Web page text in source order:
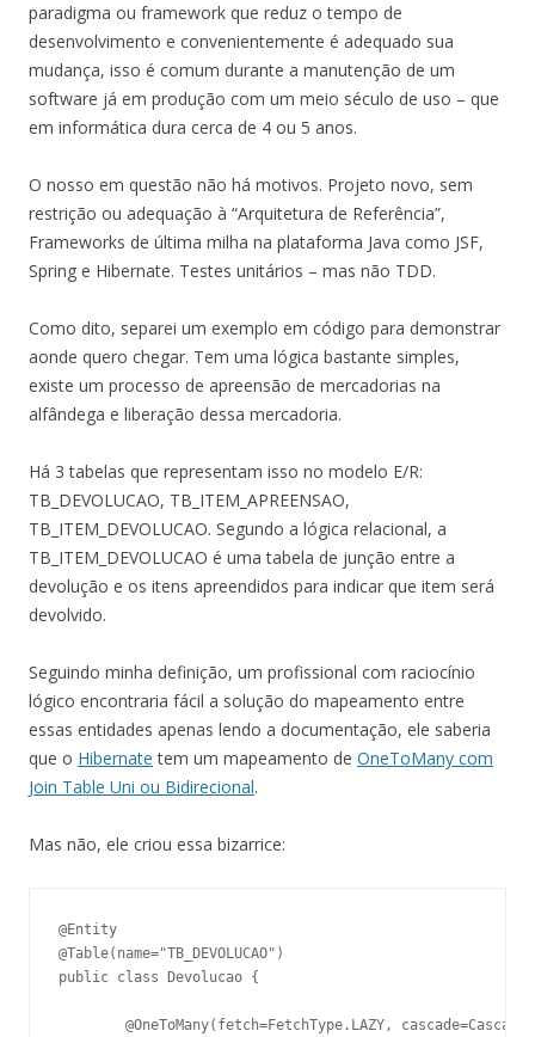
paradigma ou framework que reduz o tempo de
desenvolvimento e convenientemente é adequado sua
mudança, isso é comum durante a manutenção de um
software já em produção com um meio século de uso – que
em informática dura cerca de 4 ou 5 anos.
O nosso em questão não há motivos. Projeto novo, sem
restrição ou adequação à “Arquitetura de Referência”,
Frameworks de última milha na plataforma Java como JSF,
Spring e Hibernate. Testes unitários – mas não TDD.
Como dito, separei um exemplo em código para demonstrar
aonde quero chegar. Tem uma lógica bastante simples,
existe um processo de apreensão de mercadorias na
alfândega e liberação dessa mercadoria.
Há 3 tabelas que representam isso no modelo E/R:
TB_DEVOLUCAO, TB_ITEM_APREENSAO,
TB_ITEM_DEVOLUCAO. Segundo a lógica relacional, a
TB_ITEM_DEVOLUCAO é uma tabela de junção entre a
devolução e os itens apreendidos para indicar que item será
devolvido.
Seguindo minha definição, um profissional com raciocínio
lógico encontraria fácil a solução do mapeamento entre
essas entidades apenas lendo a documentação, ele saberia
que o Hibernate tem um mapeamento de OneToMany com
Join Table Uni ou Bidirecional.
Mas não, ele criou essa bizarrice:
@Entity
@Table(name="TB_DEVOLUCAO")
public class Devolucao {